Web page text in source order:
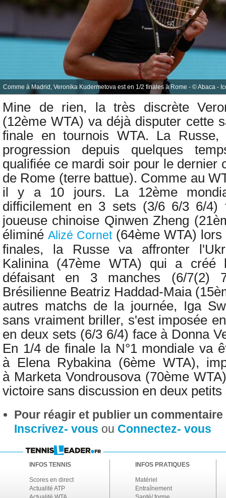
Comme à Madrid, Veronika Kudermetova est en 1/2 finales à Rome - © Abaca -
Mine de rien, la très discrète
(12ème WTA) va déjà disputer cette
finale en tournois WTA. La
progression depuis quelques
qualifiée ce mardi soir pour le dernier
de Rome (terre battue). Comme au
il y a 10 jours. La 12ème
difficilement en 3 sets (3/6 6/3 6/4)
joueuse chinoise Qinwen Zheng
éliminé Alizé Cornet(64ème WTA) lors
finales, la Russe va affronter
Kalinina (47ème WTA) qui a
défaisant en 3 manches (6/7(2)
Brésilienne Beatriz Haddad-Maia
autres matchs de la journée, Iga
sans vraiment briller, s'est imposée
en deux sets (6/3 6/4) face à Donna
En 1/4 de finale la N°1 mondiale va
à Elena Rybakina (6ème WTA),
à Marketa Vondrousova (70ème
victoire sans discussion en deux
Pour réagir et publier un
Inscrivez- vous ou Connectez- vous
INFOS TENNIS
Scores en direct
Actualité ATP
INFOS PRATIQUES
Matériel
Entraînement